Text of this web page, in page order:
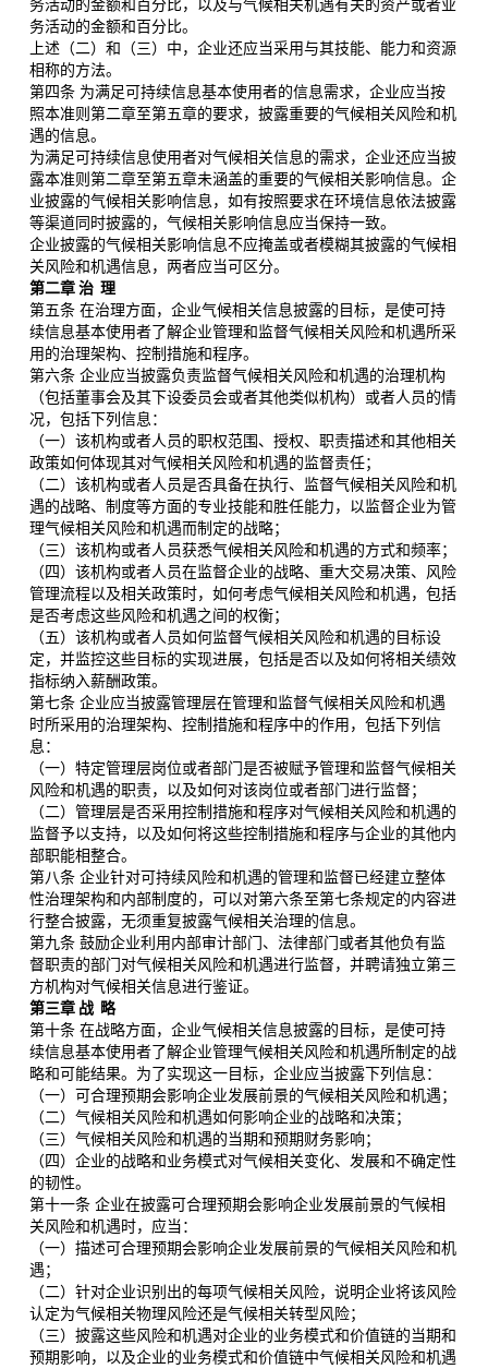
务活动的金额和百分比，以及与气候相关机遇有关的资产或者业
务活动的金额和百分比。
上述（二）和（三）中，企业还应当采用与其技能、能力和资源
相称的方法。
第四条 为满足可持续信息基本使用者的信息需求，企业应当按
照本准则第二章至第五章的要求，披露重要的气候相关风险和机
遇的信息。
为满足可持续信息使用者对气候相关信息的需求，企业还应当披
露本准则第二章至第五章未涵盖的重要的气候相关影响信息。企
业披露的气候相关影响信息，如有按照要求在环境信息依法披露
等渠道同时披露的，气候相关影响信息应当保持一致。
企业披露的气候相关影响信息不应掩盖或者模糊其披露的气候相
关风险和机遇信息，两者应当可区分。
第二章 治 理
第五条 在治理方面，企业气候相关信息披露的目标，是使可持
续信息基本使用者了解企业管理和监督气候相关风险和机遇所采
用的治理架构、控制措施和程序。
第六条 企业应当披露负责监督气候相关风险和机遇的治理机构
（包括董事会及其下设委员会或者其他类似机构）或者人员的情
况，包括下列信息：
（一）该机构或者人员的职权范围、授权、职责描述和其他相关
政策如何体现其对气候相关风险和机遇的监督责任；
（二）该机构或者人员是否具备在执行、监督气候相关风险和机
遇的战略、制度等方面的专业技能和胜任能力，以监督企业为管
理气候相关风险和机遇而制定的战略；
（三）该机构或者人员获悉气候相关风险和机遇的方式和频率；
（四）该机构或者人员在监督企业的战略、重大交易决策、风险
管理流程以及相关政策时，如何考虑气候相关风险和机遇，包括
是否考虑这些风险和机遇之间的权衡；
（五）该机构或者人员如何监督气候相关风险和机遇的目标设
定，并监控这些目标的实现进展，包括是否以及如何将相关绩效
指标纳入薪酬政策。
第七条 企业应当披露管理层在管理和监督气候相关风险和机遇
时所采用的治理架构、控制措施和程序中的作用，包括下列信
息：
（一）特定管理层岗位或者部门是否被赋予管理和监督气候相关
风险和机遇的职责，以及如何对该岗位或者部门进行监督；
（二）管理层是否采用控制措施和程序对气候相关风险和机遇的
监督予以支持，以及如何将这些控制措施和程序与企业的其他内
部职能相整合。
第八条 企业针对可持续风险和机遇的管理和监督已经建立整体
性治理架构和内部制度的，可以对第六条至第七条规定的内容进
行整合披露，无须重复披露气候相关治理的信息。
第九条 鼓励企业利用内部审计部门、法律部门或者其他负有监
督职责的部门对气候相关风险和机遇进行监督，并聘请独立第三
方机构对气候相关信息进行鉴证。
第三章 战 略
第十条 在战略方面，企业气候相关信息披露的目标，是使可持
续信息基本使用者了解企业管理气候相关风险和机遇所制定的战
略和可能结果。为了实现这一目标，企业应当披露下列信息：
（一）可合理预期会影响企业发展前景的气候相关风险和机遇；
（二）气候相关风险和机遇如何影响企业的战略和决策；
（三）气候相关风险和机遇的当期和预期财务影响；
（四）企业的战略和业务模式对气候相关变化、发展和不确定性
的韧性。
第十一条 企业在披露可合理预期会影响企业发展前景的气候相
关风险和机遇时，应当：
（一）描述可合理预期会影响企业发展前景的气候相关风险和机
遇；
（二）针对企业识别出的每项气候相关风险，说明企业将该风险
认定为气候相关物理风险还是气候相关转型风险；
（三）披露这些风险和机遇对企业的业务模式和价值链的当期和
预期影响，以及企业的业务模式和价值链中气候相关风险和机遇